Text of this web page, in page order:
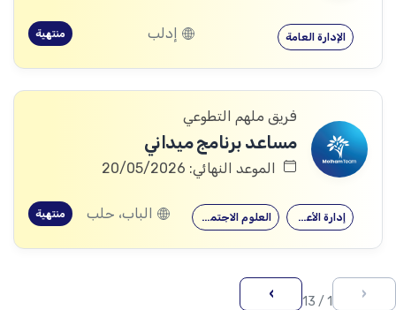
الإدارة العامة إدلب منتهية
فريق ملهم التطوعي
مساعد برنامج ميداني
الموعد النهائي: 20/05/2026
العلوم الاجتماعية إدارة الأعمال الباب، حلب منتهية
‹
1 / 13
›